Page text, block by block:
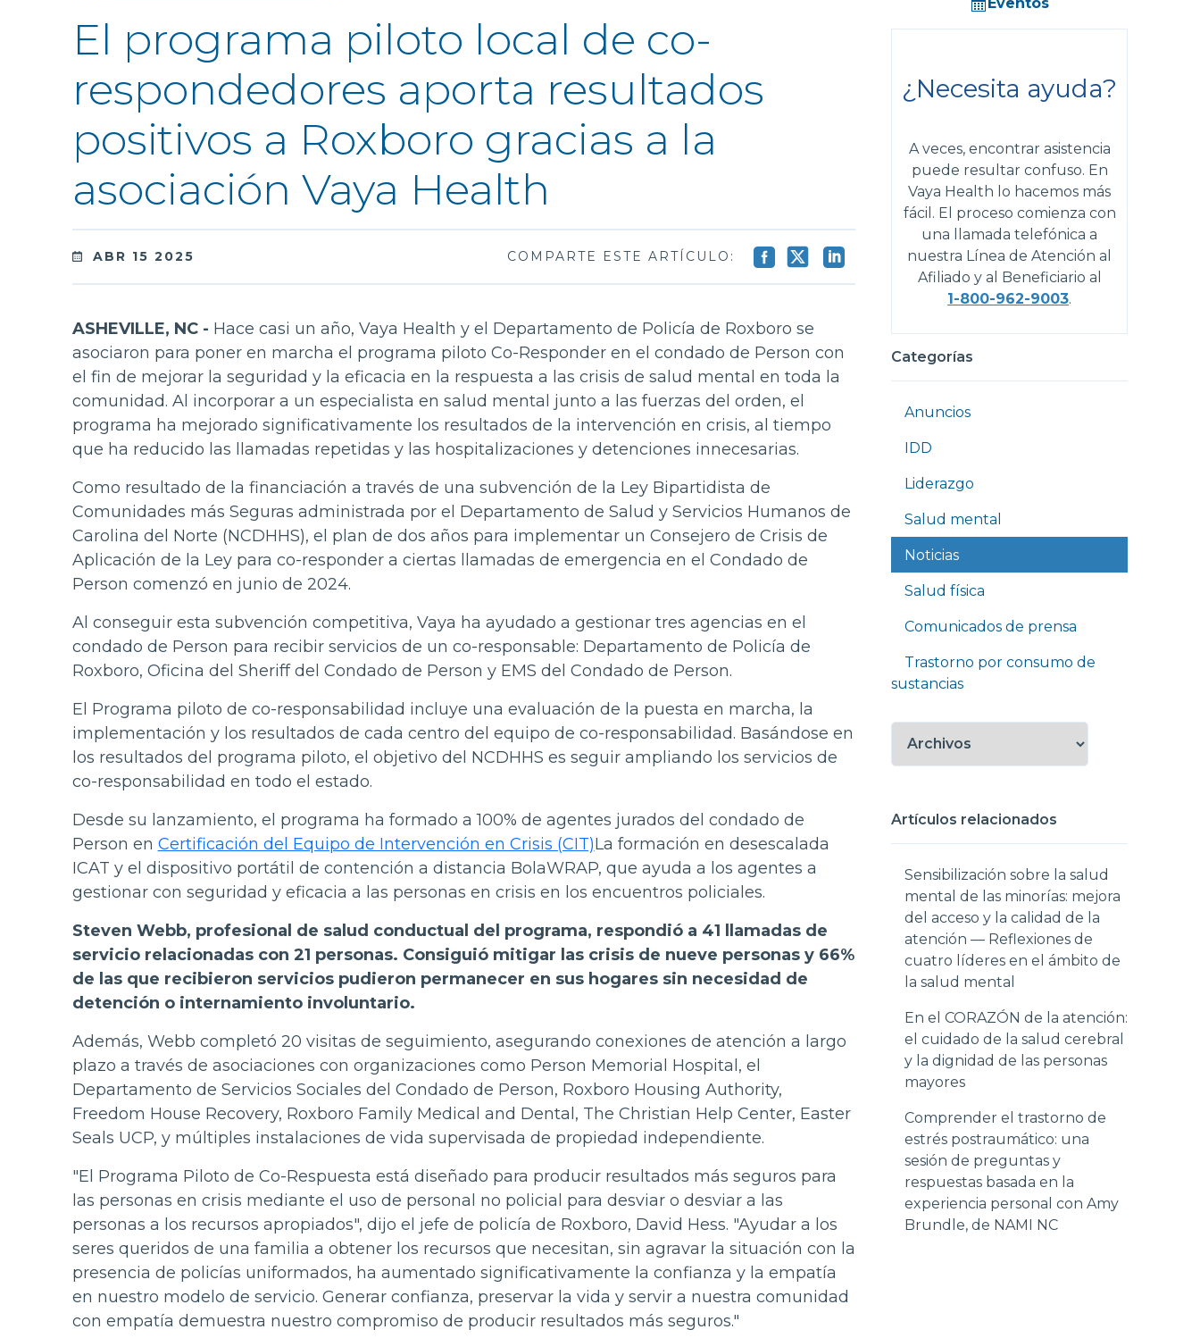
El programa piloto local de co-
respondedores aporta resultados
positivos a Roxboro gracias a la
asociación Vaya Health
ABR 15 2025 COMPARTE ESTE ARTÍCULO:
ASHEVILLE, NC - Hace casi un año, Vaya Health y el Departamento de Policía de Roxboro se
asociaron para poner en marcha el programa piloto Co-Responder en el condado de Person con
el fin de mejorar la seguridad y la eficacia en la respuesta a las crisis de salud mental en toda la
comunidad. Al incorporar a un especialista en salud mental junto a las fuerzas del orden, el
programa ha mejorado significativamente los resultados de la intervención en crisis, al tiempo
que ha reducido las llamadas repetidas y las hospitalizaciones y detenciones innecesarias.
Como resultado de la financiación a través de una subvención de la Ley Bipartidista de
Comunidades más Seguras administrada por el Departamento de Salud y Servicios Humanos de
Carolina del Norte (NCDHHS), el plan de dos años para implementar un Consejero de Crisis de
Aplicación de la Ley para co-responder a ciertas llamadas de emergencia en el Condado de
Person comenzó en junio de 2024.
Al conseguir esta subvención competitiva, Vaya ha ayudado a gestionar tres agencias en el
condado de Person para recibir servicios de un co-responsable: Departamento de Policía de
Roxboro, Oficina del Sheriff del Condado de Person y EMS del Condado de Person.
El Programa piloto de co-responsabilidad incluye una evaluación de la puesta en marcha, la
implementación y los resultados de cada centro del equipo de co-responsabilidad. Basándose en
los resultados del programa piloto, el objetivo del NCDHHS es seguir ampliando los servicios de
co-responsabilidad en todo el estado.
Desde su lanzamiento, el programa ha formado a 100% de agentes jurados del condado de
Person en Certificación del Equipo de Intervención en Crisis (CIT)La formación en desescalada
ICAT y el dispositivo portátil de contención a distancia BolaWRAP, que ayuda a los agentes a
gestionar con seguridad y eficacia a las personas en crisis en los encuentros policiales.
Steven Webb, profesional de salud conductual del programa, respondió a 41 llamadas de
servicio relacionadas con 21 personas. Consiguió mitigar las crisis de nueve personas y 66%
de las que recibieron servicios pudieron permanecer en sus hogares sin necesidad de
detención o internamiento involuntario.
Además, Webb completó 20 visitas de seguimiento, asegurando conexiones de atención a largo
plazo a través de asociaciones con organizaciones como Person Memorial Hospital, el
Departamento de Servicios Sociales del Condado de Person, Roxboro Housing Authority,
Freedom House Recovery, Roxboro Family Medical and Dental, The Christian Help Center, Easter
Seals UCP, y múltiples instalaciones de vida supervisada de propiedad independiente.
"El Programa Piloto de Co-Respuesta está diseñado para producir resultados más seguros para
las personas en crisis mediante el uso de personal no policial para desviar o desviar a las
personas a los recursos apropiados", dijo el jefe de policía de Roxboro, David Hess. "Ayudar a los
seres queridos de una familia a obtener los recursos que necesitan, sin agravar la situación con la
presencia de policías uniformados, ha aumentado significativamente la confianza y la empatía
en nuestro modelo de servicio. Generar confianza, preservar la vida y servir a nuestra comunidad
con empatía demuestra nuestro compromiso de producir resultados más seguros."
¿Necesita ayuda?
A veces, encontrar asistencia
puede resultar confuso. En
Vaya Health lo hacemos más
fácil. El proceso comienza con
una llamada telefónica a
nuestra Línea de Atención al
Afiliado y al Beneficiario al
1-800-962-9003.
Categorías
Anuncios
IDD
Liderazgo
Salud mental
Noticias
Salud física
Comunicados de prensa
Trastorno por consumo de
sustancias
Artículos relacionados
Sensibilización sobre la salud
mental de las minorías: mejora
del acceso y la calidad de la
atención — Reflexiones de
cuatro líderes en el ámbito de
la salud mental
En el CORAZÓN de la atención:
el cuidado de la salud cerebral
y la dignidad de las personas
mayores
Comprender el trastorno de
estrés postraumático: una
sesión de preguntas y
respuestas basada en la
experiencia personal con Amy
Brundle, de NAMI NC